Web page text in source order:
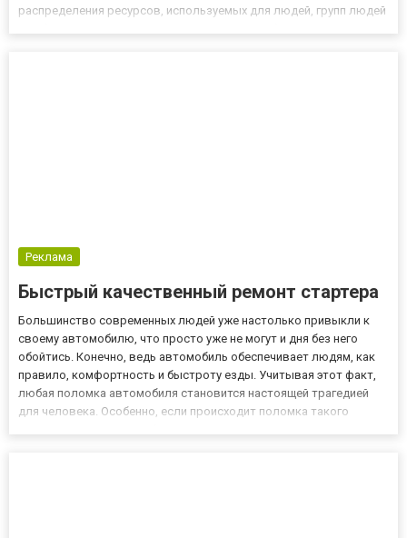
распределения ресурсов, используемых для людей, групп людей
Реклама
Быстрый качественный ремонт стартера
Большинство современных людей уже настолько привыкли к
своему автомобилю, что просто уже не могут и дня без него
обойтись. Конечно, ведь автомобиль обеспечивает людям, как
правило, комфортность и быстроту езды. Учитывая этот факт,
любая поломка автомобиля становится настоящей трагедией
для человека. Особенно, если происходит поломка такого